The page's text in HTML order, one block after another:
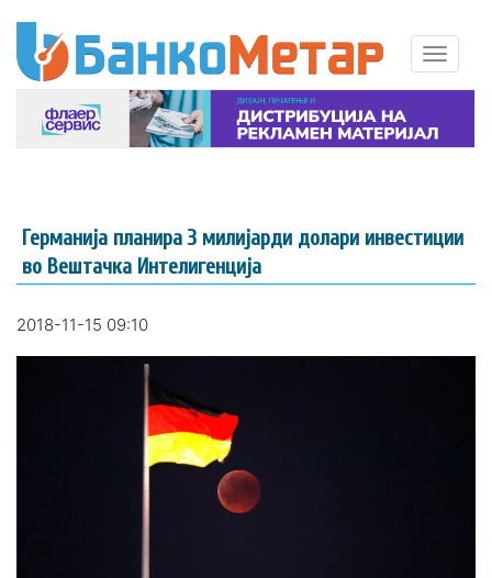
Германија планира 3 милијарди долари инвестиции
во Вештачка Интелигенција
2018-11-15 09:10